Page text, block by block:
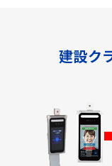
建設ク